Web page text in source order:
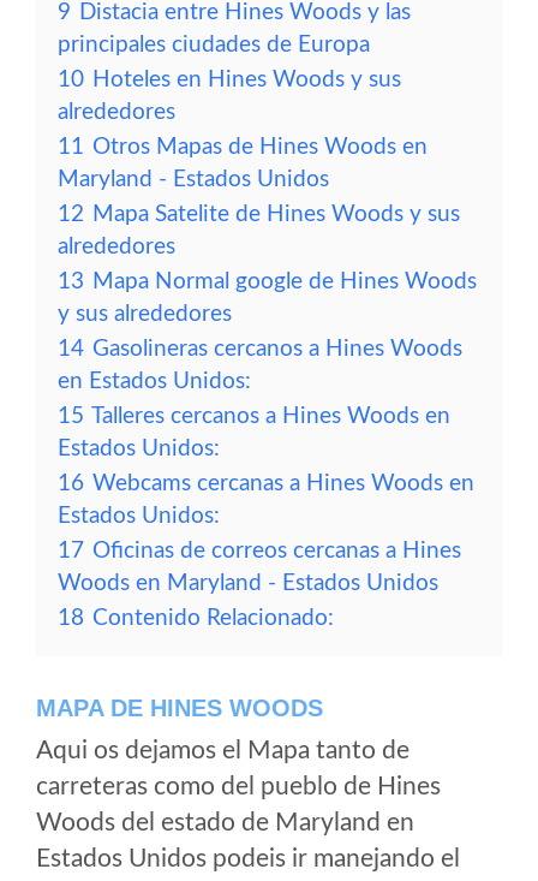
9 Distacia entre Hines Woods y las
principales ciudades de Europa
10 Hoteles en Hines Woods y sus
alrededores
11 Otros Mapas de Hines Woods en
Maryland - Estados Unidos
12 Mapa Satelite de Hines Woods y sus
alrededores
13 Mapa Normal google de Hines Woods
y sus alrededores
14 Gasolineras cercanos a Hines Woods
en Estados Unidos:
15 Talleres cercanos a Hines Woods en
Estados Unidos:
16 Webcams cercanas a Hines Woods en
Estados Unidos:
17 Oficinas de correos cercanas a Hines
Woods en Maryland - Estados Unidos
18 Contenido Relacionado:
MAPA DE HINES WOODS
Aqui os dejamos el Mapa tanto de
carreteras como del pueblo de Hines
Woods del estado de Maryland en
Estados Unidos podeis ir manejando el